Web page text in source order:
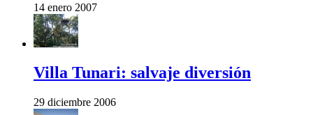
14 enero 2007
Villa Tunari: salvaje diversión
29 diciembre 2006